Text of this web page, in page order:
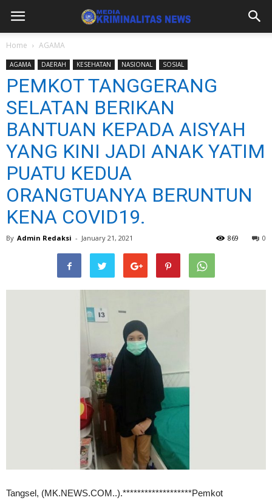
Home AGAMA
AGAMA DAERAH KESEHATAN NASIONAL SOSIAL
PEMKOT TANGGERANG
SELATAN BERIKAN
BANTUAN KEPADA AISYAH
YANG KINI JADI ANAK YATIM
PUATU KEDUA
ORANGTUANYA BERUNTUN
KENA COVID19.
By Admin Redaksi - January 21, 2021 0
869
Tangsel, (MK.NEWS.COM..).*******************Pemkot